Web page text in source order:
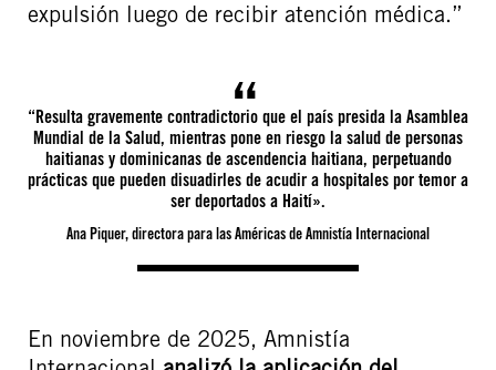
expulsión luego de recibir atención médica.”
“Resulta gravemente contradictorio que el país presida la Asamblea
Mundial de la Salud, mientras pone en riesgo la salud de personas
haitianas y dominicanas de ascendencia haitiana, perpetuando
prácticas que pueden disuadirles de acudir a hospitales por temor a
ser deportados a Haití».
Ana Piquer, directora para las Américas de Amnistía Internacional
En noviembre de 2025, Amnistía